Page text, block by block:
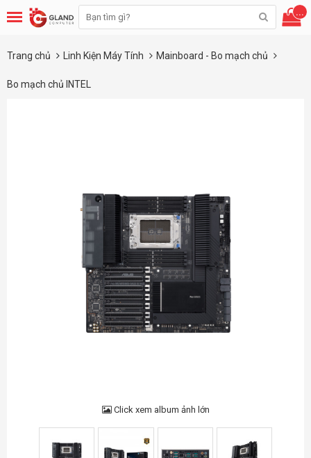
...
Trang chủ Linh Kiện Máy Tính Mainboard - Bo mạch chủ
Bo mạch chủ INTEL
Click xem album ảnh lớn